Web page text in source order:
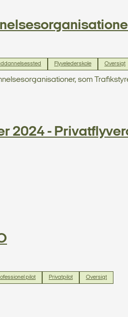
Flyvelederskole Oversigt
som
2024 -
pilot Privatpilot Oversigt